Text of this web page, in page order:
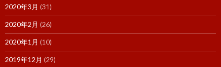
2020年3月 (31)
2020年2月 (26)
2020年1月 (10)
2019年12月 (29)